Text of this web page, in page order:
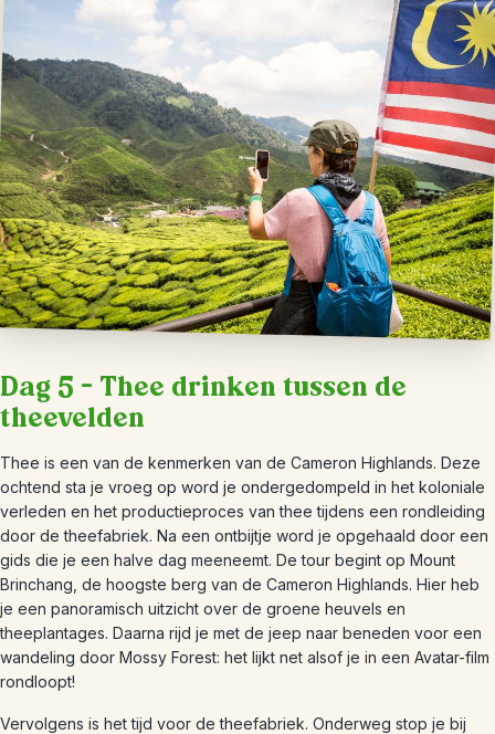
Dag 5 – Thee drinken tussen de
theevelden
Thee is een van de kenmerken van de Cameron Highlands. Deze
ochtend sta je vroeg op word je ondergedompeld in het koloniale
verleden en het productieproces van thee tijdens een rondleiding
door de theefabriek. Na een ontbijtje word je opgehaald door een
gids die je een halve dag meeneemt. De tour begint op Mount
Brinchang, de hoogste berg van de Cameron Highlands. Hier heb
je een panoramisch uitzicht over de groene heuvels en
theeplantages. Daarna rijd je met de jeep naar beneden voor een
wandeling door Mossy Forest: het lijkt net alsof je in een Avatar-film
rondloopt!
Vervolgens is het tijd voor de theefabriek. Onderweg stop je bij